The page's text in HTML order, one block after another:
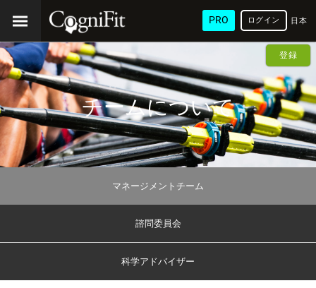
PRO 日本
語
ログイン
登録
チームについて
マネージメントチーム
諮問委員会
科学アドバイザー